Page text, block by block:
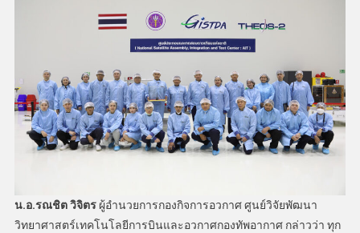
น.อ.รณชิต วิจิตรผู้อำนวยการกองกิจการอวกาศ ศูนย์วิจัยพัฒนา
วิทยาศาสตร์เทคโนโลยีการบินและอวกาศกองทัพอากาศ กล่าวว่า ทุก